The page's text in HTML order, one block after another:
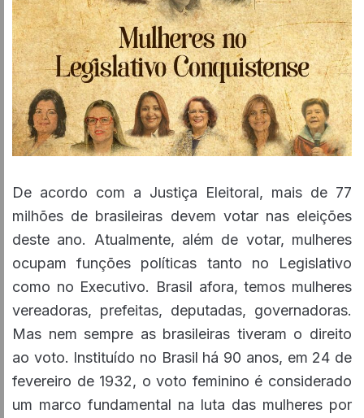
De acordo com a Justiça Eleitoral, mais de 77
milhões de brasileiras devem votar nas eleições
deste ano. Atualmente, além de votar, mulheres
ocupam funções políticas tanto no Legislativo
como no Executivo. Brasil afora, temos mulheres
vereadoras, prefeitas, deputadas, governadoras.
Mas nem sempre as brasileiras tiveram o direito
ao voto. Instituído no Brasil há 90 anos, em 24 de
fevereiro de 1932, o voto feminino é considerado
um marco fundamental na luta das mulheres por